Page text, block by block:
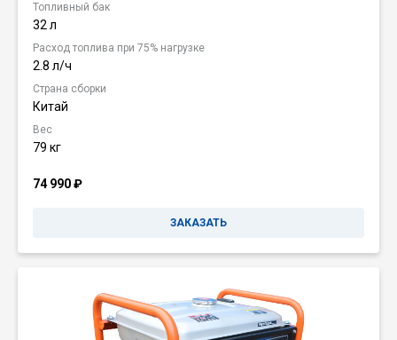
Топливный бак
32 л
Расход топлива при 75% нагрузке
2.8 л/ч
Страна сборки
Китай
Вес
79 кг
74 990₽
ЗАКАЗАТЬ